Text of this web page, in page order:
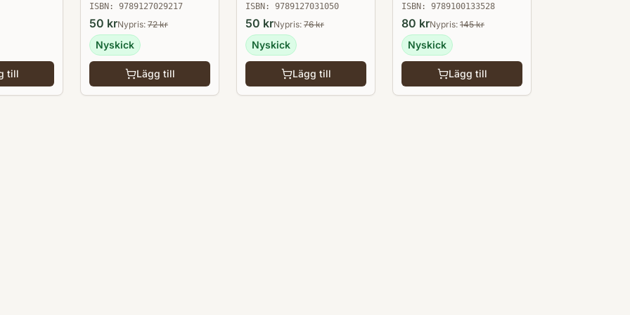
till
ISBN: 9789127029217
50 krNypris: 72kr
Nyskick
Lägg till
ISBN: 9789127031050
50 krNypris: 76kr
Nyskick
Lägg till
ISBN: 9789100133528
80 krNypris: 145kr
Nyskick
Lägg till